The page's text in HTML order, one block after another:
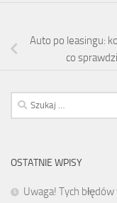
Auto po leasingu:
co
Szukaj:
OSTATNIE WPISY
Uwaga! Tych